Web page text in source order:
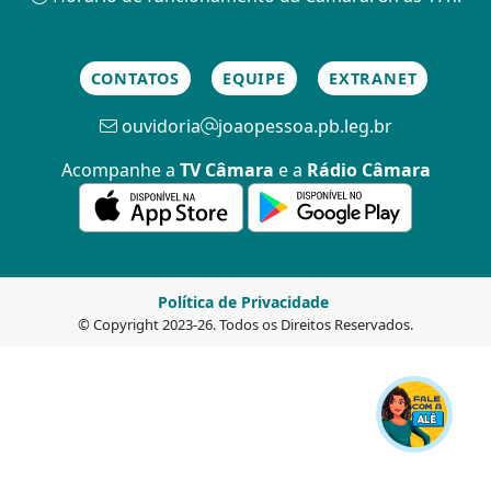
CONTATOS EQUIPE EXTRANET
ouvidoria
joaopessoa.pb.leg.br
Acompanhe a TV Câmara e a Rádio Câmara
© Copyright 2023-26. Todos os Direitos Reservados.
Política de Privacidade